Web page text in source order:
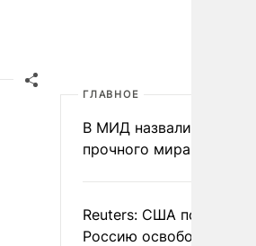
ГЛАВНОЕ
В МИД назвали условия
прочного мира на
Reuters: США
Россию освободить